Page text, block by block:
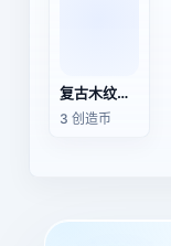
复古木纹浴室洗手台带水磨石台面3D模型
3 创造币